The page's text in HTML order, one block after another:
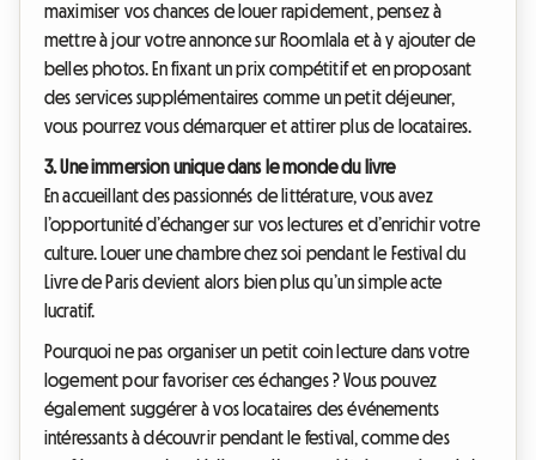
maximiser vos chances de louer rapidement, pensez à
mettre à jour votre annonce sur Roomlala et à y ajouter de
belles photos. En fixant un prix compétitif et en proposant
des services supplémentaires comme un petit déjeuner,
vous pourrez vous démarquer et attirer plus de locataires.
3. Une immersion unique dans le monde du livre
En accueillant des passionnés de littérature, vous avez
l’opportunité d’échanger sur vos lectures et d’enrichir votre
culture. Louer une chambre chez soi pendant le Festival du
Livre de Paris devient alors bien plus qu’un simple acte
lucratif.
Pourquoi ne pas organiser un petit coin lecture dans votre
logement pour favoriser ces échanges ? Vous pouvez
également suggérer à vos locataires des événements
intéressants à découvrir pendant le festival, comme des